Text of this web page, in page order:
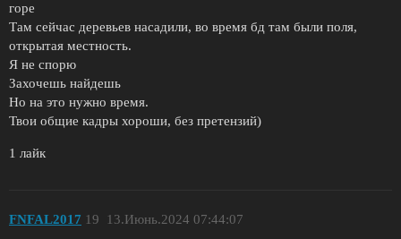
горе
Там сейчас деревьев насадили, во время бд там были поля,
открытая местность.
Я не спорю
Захочешь найдешь
Но на это нужно время.
Твои общие кадры хороши, без претензий)
1 лайк
FNFAL2017 13.Июнь.2024 07:44:07
19